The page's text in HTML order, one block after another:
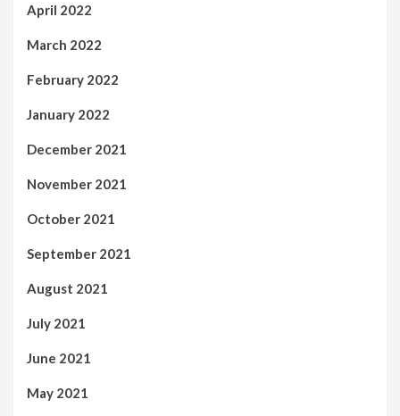
April 2022
March 2022
February 2022
January 2022
December 2021
November 2021
October 2021
September 2021
August 2021
July 2021
June 2021
May 2021